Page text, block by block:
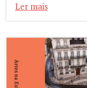
Ler mais